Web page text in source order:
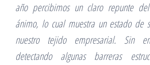
año percibimos un claro repunte
ánimo, lo cual muestra un estado de
nuestro tejido empresarial. Sin
detectando algunas barreras